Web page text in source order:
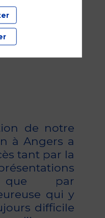
de notre
à Angers a
tant par la
que par
qui y
difficile